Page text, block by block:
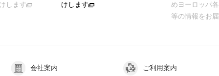
します
けします
めヨーロッパ
等の情報をお
会社案内 ご利用案内